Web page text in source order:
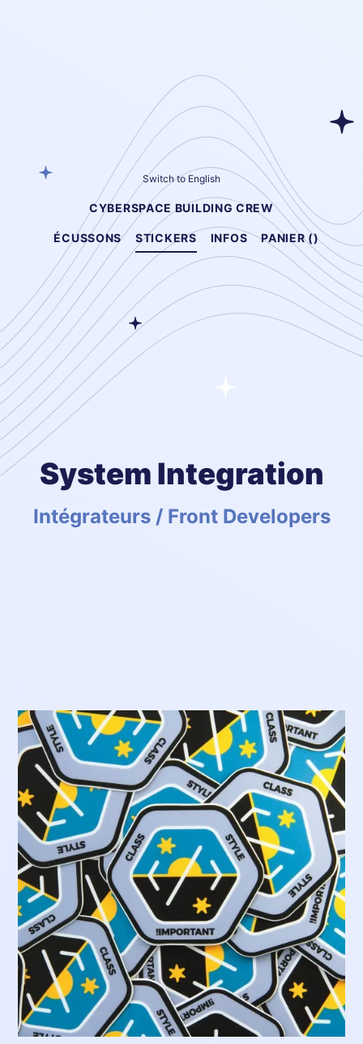
Switch to English
CYBERSPACE BUILDING CREW
ÉCUSSONS STICKERS INFOS PANIER ()
System Integration
Intégrateurs / Front Developers